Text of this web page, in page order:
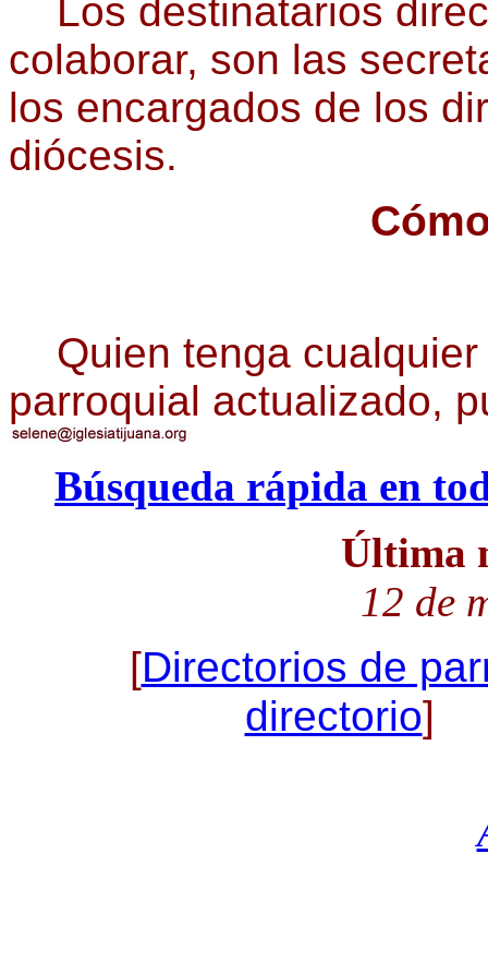
Los destinatarios
colaborar, son las
los encargados de los
diócesis.
Quien tenga cualquier
parroquial actualizado,
Búsqueda rápida en
Última
12 de
[Directorios de
directorio]